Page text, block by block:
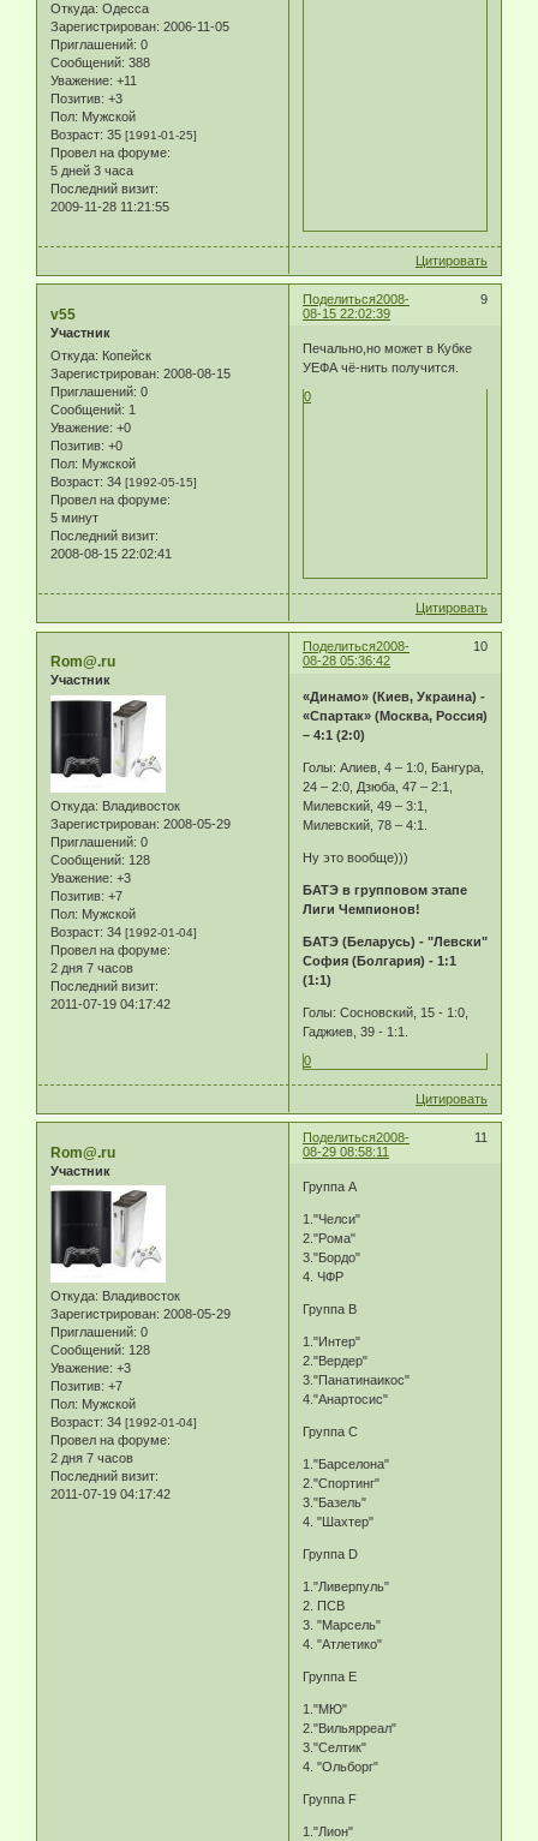
Откуда: Одесса
Зарегистрирован: 2006-11-05
Приглашений: 0
Сообщений: 388
Уважение: +11
Позитив: +3
Пол: Мужской
Возраст: 35 [1991-01-25]
Провел на форуме:
5 дней 3 часа
Последний визит:
2009-11-28 11:21:55
Цитировать
Поделиться 9
2008-
08-15 22:02:39
v55
Участник
Откуда: Копейск
Зарегистрирован: 2008-08-15
Приглашений: 0
Сообщений: 1
Уважение: +0
Позитив: +0
Пол: Мужской
Возраст: 34 [1992-05-15]
Провел на форуме:
5 минут
Последний визит:
2008-08-15 22:02:41
Печально,но может в Кубке
УЕФА чё-нить получится.
0
Цитировать
Поделиться 10
2008-
08-28 05:36:42
Rom@.ru
Участник
Откуда: Владивосток
Зарегистрирован: 2008-05-29
Приглашений: 0
Сообщений: 128
Уважение: +3
Позитив: +7
Пол: Мужской
Возраст: 34 [1992-01-04]
Провел на форуме:
2 дня 7 часов
Последний визит:
2011-07-19 04:17:42
«Динамо» (Киев, Украина) -
«Спартак» (Москва, Россия)
– 4:1 (2:0)
Голы: Алиев, 4 – 1:0, Бангура,
24 – 2:0, Дзюба, 47 – 2:1,
Милевский, 49 – 3:1,
Милевский, 78 – 4:1.
Ну это вообще)))
БАТЭ в групповом этапе
Лиги Чемпионов!
БАТЭ (Беларусь) - "Левски"
София (Болгария) - 1:1
(1:1)
Голы: Сосновский, 15 - 1:0,
Гаджиев, 39 - 1:1.
0
Цитировать
Поделиться 11
2008-
08-29 08:58:11
Rom@.ru
Участник
Откуда: Владивосток
Зарегистрирован: 2008-05-29
Приглашений: 0
Сообщений: 128
Уважение: +3
Позитив: +7
Пол: Мужской
Возраст: 34 [1992-01-04]
Провел на форуме:
2 дня 7 часов
Последний визит:
2011-07-19 04:17:42
Группа А
1."Челси"
2."Рома"
3."Бордо"
4. ЧФР
Группа В
1."Интер"
2."Вердер"
3."Панатинаикос"
4."Анартосис"
Группа С
1."Барселона"
2."Спортинг"
3."Базель"
4. "Шахтер"
Группа D
1."Ливерпуль"
2. ПСВ
3. "Марсель"
4. "Атлетико"
Группа E
1."МЮ"
2."Вильярреал"
3."Селтик"
4. "Ольборг"
Группа F
1."Лион"